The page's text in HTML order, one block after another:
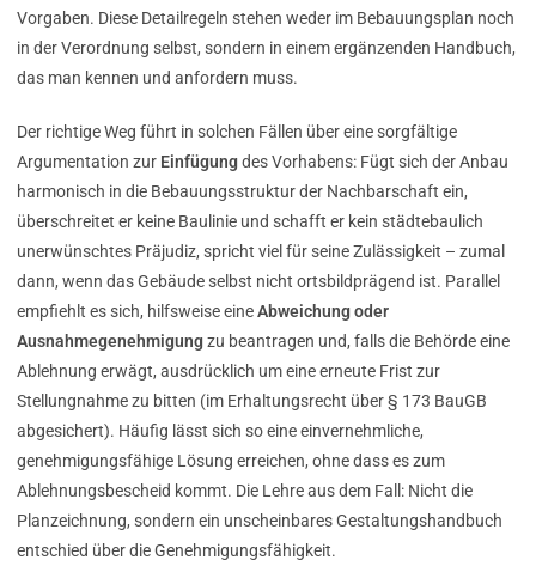
Vorgaben. Diese Detailregeln stehen weder im Bebauungsplan noch
in der Verordnung selbst, sondern in einem ergänzenden Handbuch,
das man kennen und anfordern muss.
Der richtige Weg führt in solchen Fällen über eine sorgfältige
Argumentation zur Einfügungdes Vorhabens: Fügt sich der Anbau
harmonisch in die Bebauungsstruktur der Nachbarschaft ein,
überschreitet er keine Baulinie und schafft er kein städtebaulich
unerwünschtes Präjudiz, spricht viel für seine Zulässigkeit – zumal
dann, wenn das Gebäude selbst nicht ortsbildprägend ist. Parallel
empfiehlt es sich, hilfsweise eineAbweichung oder
Ausnahmegenehmigungzu beantragen und, falls die Behörde eine
Ablehnung erwägt, ausdrücklich um eine erneute Frist zur
Stellungnahme zu bitten (im Erhaltungsrecht über § 173 BauGB
abgesichert). Häufig lässt sich so eine einvernehmliche,
genehmigungsfähige Lösung erreichen, ohne dass es zum
Ablehnungsbescheid kommt. Die Lehre aus dem Fall: Nicht die
Planzeichnung, sondern ein unscheinbares Gestaltungshandbuch
entschied über die Genehmigungsfähigkeit.